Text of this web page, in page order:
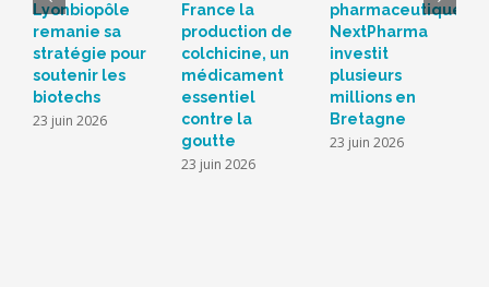
Lyonbiopôle
remanie sa
stratégie pour
soutenir les
biotechs
23 juin 2026
France la
production de
colchicine, un
médicament
essentiel
contre la
goutte
23 juin 2026
pharmaceutique,
NextPharma
investit
plusieurs
millions en
Bretagne
23 juin 2026